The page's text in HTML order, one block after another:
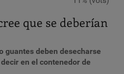
que se deberían
guantes deben desecharse
en el contenedor de